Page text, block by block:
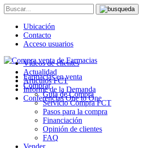
Ubicación
Contacto
Acceso usuarios
Farmacias en venta
Comprar
Guía de Compra
Servicio Compra FCT
Pasos para la compra
Financiación
Opinión de clientes
FAQ
Vender
Vídeos de clientes
Actualidad
Artículos FCT
Informe de la Demanda
Conferencias One to One